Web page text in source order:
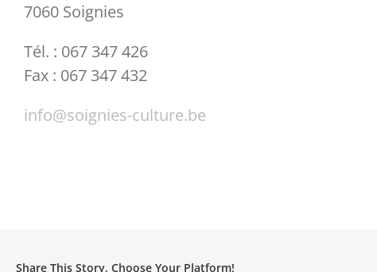
7060 Soignies
Tél. : 067 347 426
Fax : 067 347 432
info@soignies-culture.be
Share This Story, Choose Your Platform!